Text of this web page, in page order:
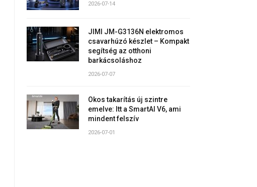
2026-07-14
JIMI JM-G3136N elektromos
csavarhúzó készlet – Kompakt
segítség az otthoni
barkácsoláshoz
2026-07-07
Okos takarítás új szintre
emelve: Itt a SmartAI V6, ami
mindent felszív
2026-07-01